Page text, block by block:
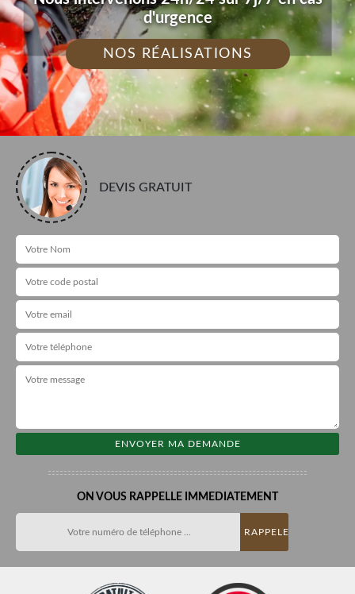
d'urgence
NOS RÉALISATIONS
DEVIS GRATUIT
ON VOUS RAPPELLE IMMEDIATEMENT